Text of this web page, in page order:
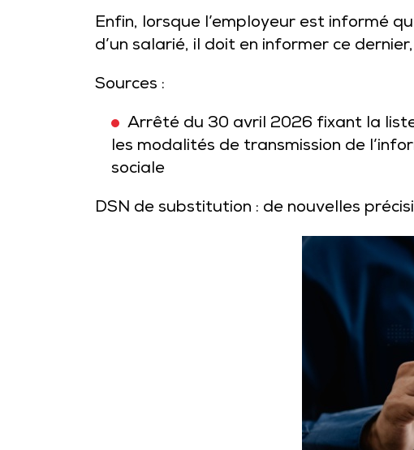
Enfin, lorsque l’employeur est informé
d’un salarié, il doit en informer ce
Sources :
Arrêté du 30 avril 2026 fixant la
les modalités de transmission de
sociale
DSN de substitution : de nouvelles